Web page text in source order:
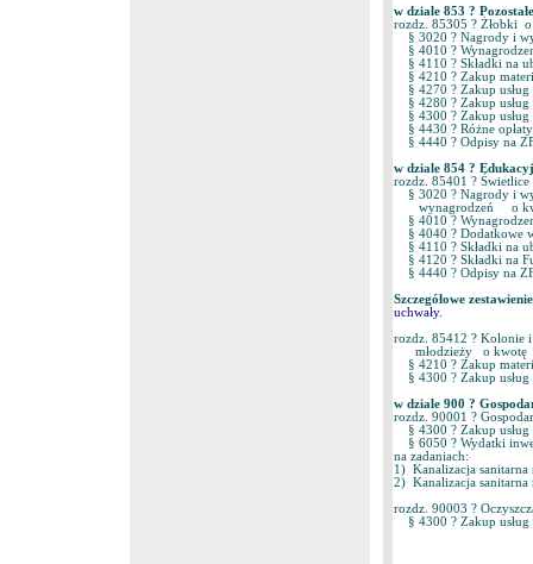
w dziale 853 ?
rozdz. 85305 ? Żłobki
§ 3020 ? Nagrody i
§ 4010 ?
§ 4110 ? Składki na
§ 4210 ? Zakup
§ 4270 ? Zakup
§ 4280 ? Zakup
§ 4300 ? Zakup
§ 4430 ? Różne
§ 4440 ? Odpisy
w dziale 854 ?
rozdz. 85401 ?
§ 3020 ? Nagrody i
wynagrodzeń o
§ 4010 ?
§ 4040 ? Dodatkowe
§ 4110 ? Składki na
§ 4120 ? Składki na
§ 4440 ? Odpisy na
Szczegółowe
uchwały.
rozdz. 85412 ? Kolonie
młodzieży o kwotę
§ 4210 ? Zakup
§ 4300 ? Zakup
w dziale 900 ?
rozdz. 90001 ?
§ 4300 ? Zakup
§ 6050 ? Wydatki
na zadaniach:
1) Kanalizacja sanitarna
2) Kanalizacja sanitarna
rozdz. 90003 ?
§ 4300 ? Zakup usług